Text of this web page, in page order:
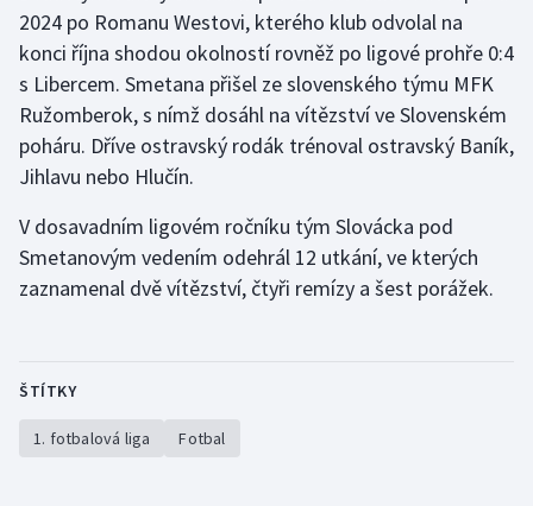
Moderní pětiboj
Motorsport
Olympijské hry
Parasport
Plavání
Plážový volejbal
2024 po Romanu Westovi, kterého klub odvolal na
konci října shodou okolností rovněž po ligové prohře 0:4
s Libercem. Smetana přišel ze slovenského týmu MFK
Ružomberok, s nímž dosáhl na vítězství ve Slovenském
poháru. Dříve ostravský rodák trénoval ostravský Baník,
Jihlavu nebo Hlučín.
V dosavadním ligovém ročníku tým Slovácka pod
Smetanovým vedením odehrál 12 utkání, ve kterých
zaznamenal dvě vítězství, čtyři remízy a šest porážek.
ŠTÍTKY
1. fotbalová liga Fotbal